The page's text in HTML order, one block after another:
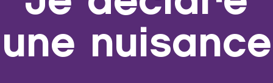
une nuisance